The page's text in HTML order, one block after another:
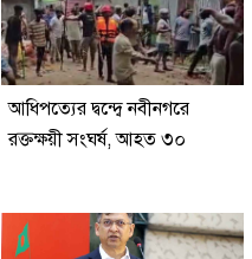
আধিপত্যের দ্বন্দ্বে নবীনগরে
রক্তক্ষয়ী সংঘর্ষ, আহত ৩০